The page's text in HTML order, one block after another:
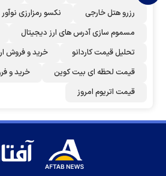
رزرو هتل خارجی
نکسو رمزارزی نوآور
مسموم سازی آدرس های ارز دیجیتال
تحلیل قیمت کاردانو
خرید و فروش
قیمت لحظه ای بیت کوین
خرید و
قیمت اتریوم امروز